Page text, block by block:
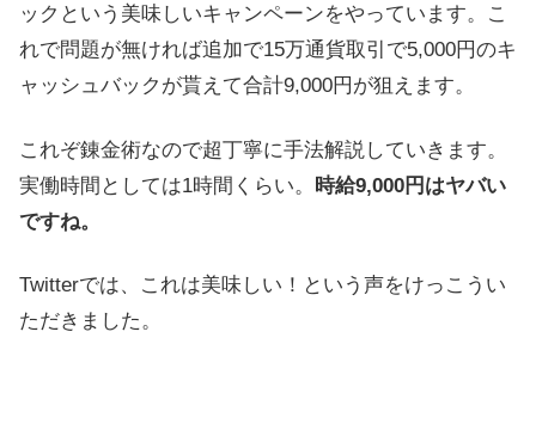
ックという美味しいキャンペーンをやっています。こ
れで問題が無ければ追加で15万通貨取引で5,000円のキ
ャッシュバックが貰えて合計9,000円が狙えます。
これぞ錬金術なので超丁寧に手法解説していきます。
実働時間としては1時間くらい。
時給9,000円はヤバい
ですね。
Twitterでは、これは美味しい！という声をけっこうい
ただきました。